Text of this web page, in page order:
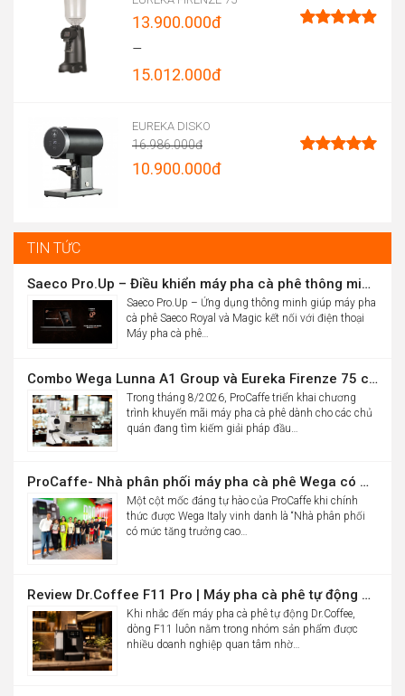
13.900.000đ
–
15.012.000đ
range:
13.900.000đ
through
15.012.000đ
EUREKA DISKO
16.986.000đ
Original
10.900.000đ
10.900.000đ.
TIN TỨC
Saeco Pro.Up – Điều khiển máy pha cà phê thông minh Saeco Royal & Magic bằng điện thoại
Saeco Pro.Up – Ứng dụng thông minh giúp máy pha
cà phê Saeco Royal và Magic kết nối với điện thoại
Máy pha cà phê…
Combo Wega Lunna A1 Group và Eureka Firenze 75 chỉ 61,9 triệu
Trong tháng 8/2026, ProCaffe triển khai chương
trình khuyến mãi máy pha cà phê dành cho các chủ
quán đang tìm kiếm giải pháp đầu…
ProCaffe- Nhà phân phối máy pha cà phê Wega có mức tăng trưởng cao nhất thế giới
Một cột mốc đáng tự hào của ProCaffe khi chính
thức được Wega Italy vinh danh là “Nhà phân phối
có mức tăng trưởng cao…
Review Dr.Coffee F11 Pro | Máy pha cà phê tự động cho văn phòng
Khi nhắc đến máy pha cà phê tự động Dr.Coffee,
dòng F11 luôn nằm trong nhóm sản phẩm được
nhiều doanh nghiệp quan tâm nhờ…